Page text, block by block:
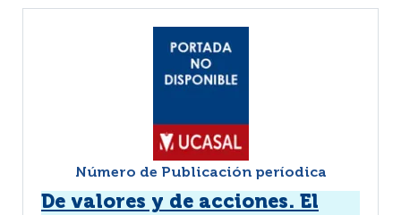
Número de Publicación períodica
De valores y de acciones. El